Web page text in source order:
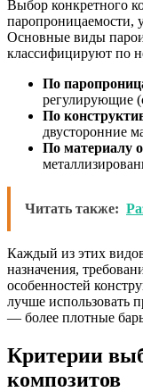
Выбор конкретного
паропроницаемости,
Основные виды
классифицируют по
По
регулирующие
По
двусторонние
По материалу
Читать также:
Каждый из этих
назначения,
особенностей
лучше использовать
— более плотные
Критерии
композитов